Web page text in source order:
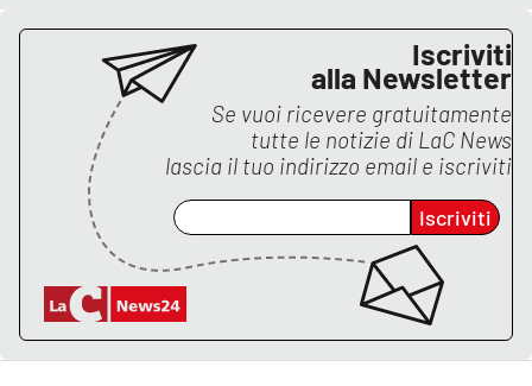
Iscriviti
alla Newsletter
Se vuoi ricevere gratuitamente
tutte le notizie di LaC News
lascia il tuo indirizzo email e iscriviti
Iscriviti